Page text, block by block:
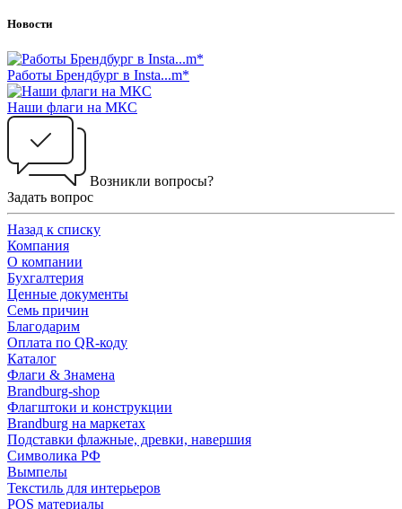
Новости
Работы Брендбург в Insta...m*
Наши флаги на МКС
Возникли вопросы?
Задать вопрос
Назад к списку
Компания
О компании
Бухгалтерия
Ценные документы
Семь причин
Благодарим
Оплата по QR-коду
Каталог
Флаги & Знамена
Brandburg-shop
Флагштоки и конструкции
Brandburg на маркетах
Подставки флажные, древки, навершия
Символика РФ
Вымпелы
Текстиль для интерьеров
POS материалы